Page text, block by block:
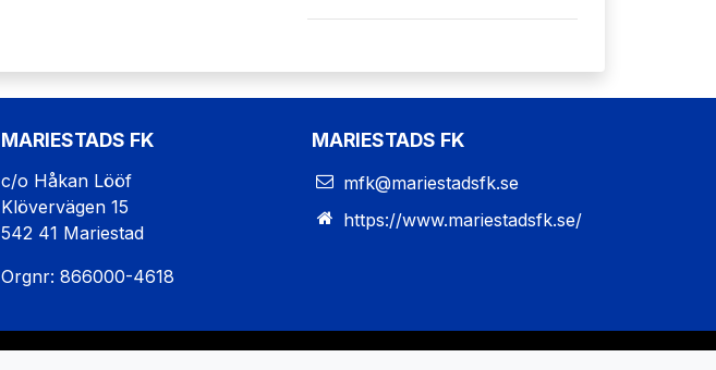
MARIESTADS FK
c/o Håkan Lööf
Klövervägen 15
542 41 Mariestad
Orgnr: 866000-4618
MARIESTADS FK
mfk@mariestadsfk.se
https://www.mariestadsfk.se/